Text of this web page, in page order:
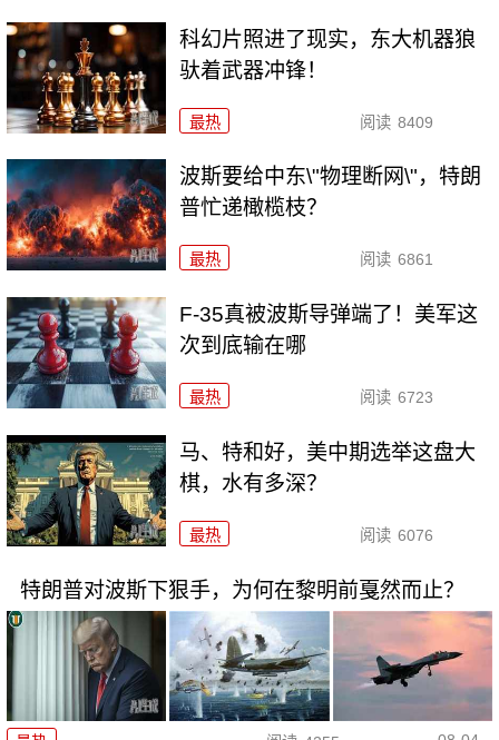
科幻片照进了现实，东大机器狼
驮着武器冲锋！
最热 阅读 8409
波斯要给中东\"物理断网\"，特朗
普忙递橄榄枝？
最热 阅读 6861
F-35真被波斯导弹端了！美军这
次到底输在哪
最热 阅读 6723
马、特和好，美中期选举这盘大
棋，水有多深？
最热 阅读 6076
特朗普对波斯下狠手，为何在黎明前戛然而止？